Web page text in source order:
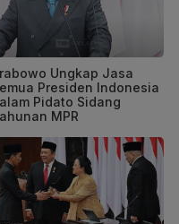
Ungkap Jasa
Presiden Indonesia
Pidato Sidang
MPR